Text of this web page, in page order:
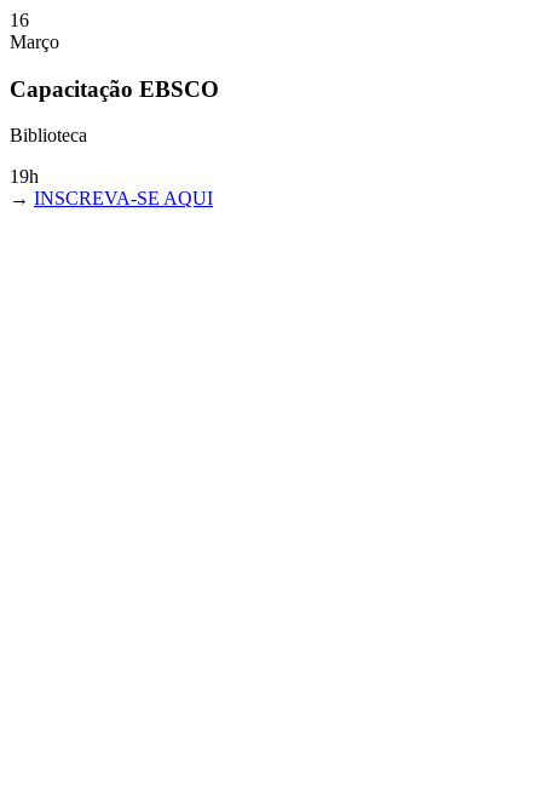
16
Março
Capacitação EBSCO
Biblioteca
19h
→ INSCREVA-SE AQUI